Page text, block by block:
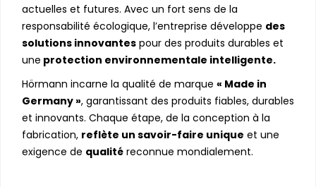
actuelles et futures. Avec un fort sens de la
responsabilité écologique, l’entreprise développe des
solutions innovantes pour des produits durables et
une protection environnementale intelligente.
Hörmann incarne la qualité de marque « Made in
Germany », garantissant des produits fiables, durables
et innovants. Chaque étape, de la conception à la
fabrication, reflète un savoir-faire unique et une
exigence de qualité reconnue mondialement.